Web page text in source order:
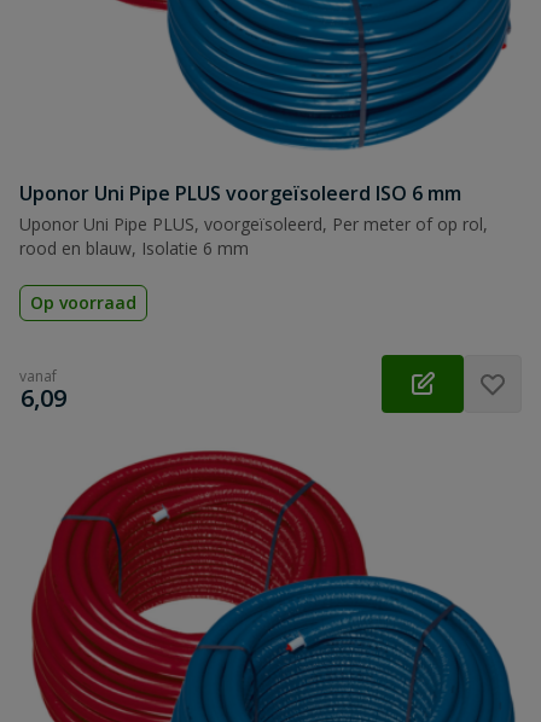
Uponor Uni Pipe PLUS voorgeïsoleerd ISO 6 mm
Uponor Uni Pipe PLUS, voorgeïsoleerd, Per meter of op rol,
rood en blauw, Isolatie 6 mm
Op voorraad
vanaf
€
6,09